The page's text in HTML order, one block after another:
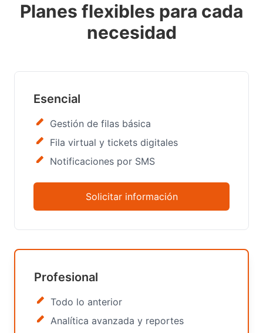
Planes flexibles para cada
necesidad
Esencial
Gestión de filas básica
Fila virtual y tickets digitales
Notificaciones por SMS
Solicitar información
Profesional
Todo lo anterior
Analítica avanzada y reportes